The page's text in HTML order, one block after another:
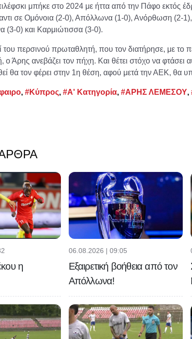
μπήκε στο 2024 με ήττα από την Πάφο εκτός
σε Ομόνοια (2-0), Απόλλωνα (1-0), Ανόρθωση (2-
(3-0) και Καρμιώτισσα (3-0).
του περσινού πρωταθλητή, που τον διατήρησε, με το
Άρης ανεβάζει τον πήχη. Και θέτει στόχο να φτάσει
θα τον φέρει στην 1η θέση, αφού μετά την ΑΕΚ, θα
, #Κύπρος, #Α' Κατηγορία, #ΑΡΗΣ ΛΕΜΕΣΟΥ,
η
06.08.2026 | 09:05
Εξαιρετική βοήθεια από τον
Απόλλωνα!